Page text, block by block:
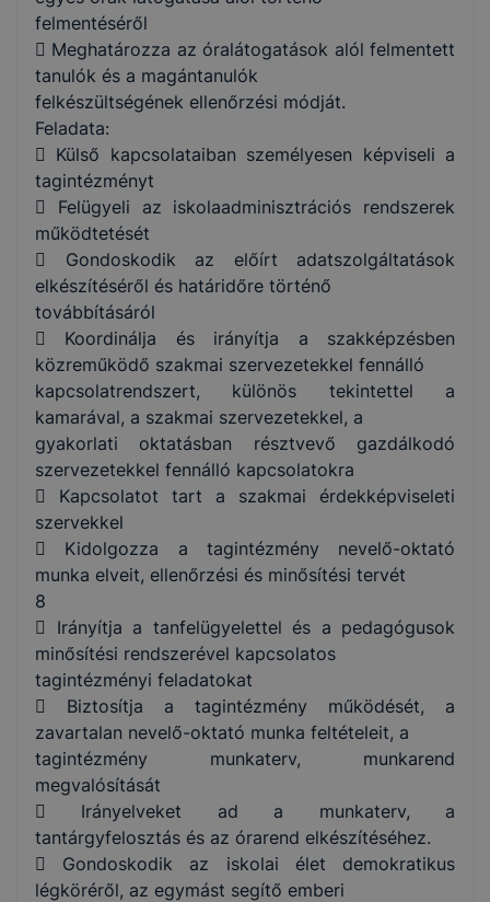
felmentéséről
 Meghatározza az óralátogatások alól felmentett
tanulók és a magántanulók
felkészültségének ellenőrzési módját.
Feladata:
 Külső kapcsolataiban személyesen képviseli a
tagintézményt
 Felügyeli az iskolaadminisztrációs rendszerek
működtetését
 Gondoskodik az előírt adatszolgáltatások
elkészítéséről és határidőre történő
továbbításáról
 Koordinálja és irányítja a szakképzésben
közreműködő szakmai szervezetekkel fennálló
kapcsolatrendszert, különös tekintettel a
kamarával, a szakmai szervezetekkel, a
gyakorlati oktatásban résztvevő gazdálkodó
szervezetekkel fennálló kapcsolatokra
 Kapcsolatot tart a szakmai érdekképviseleti
szervekkel
 Kidolgozza a tagintézmény nevelő-oktató
munka elveit, ellenőrzési és minősítési tervét
8
 Irányítja a tanfelügyelettel és a pedagógusok
minősítési rendszerével kapcsolatos
tagintézményi feladatokat
 Biztosítja a tagintézmény működését, a
zavartalan nevelő-oktató munka feltételeit, a
tagintézmény munkaterv, munkarend
megvalósítását
 Irányelveket ad a munkaterv, a
tantárgyfelosztás és az órarend elkészítéséhez.
 Gondoskodik az iskolai élet demokratikus
légköréről, az egymást segítő emberi